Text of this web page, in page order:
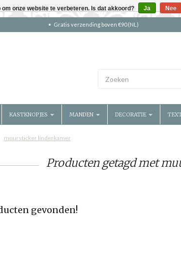
Gratis verzending boven €90 (NL)
KASTKNOPJES MANDEN DECORATIE
muursticker linderkamer
Producten getagd met
gevonden!
onze website te verbeteren. Is dat akkoord? Ja Nee